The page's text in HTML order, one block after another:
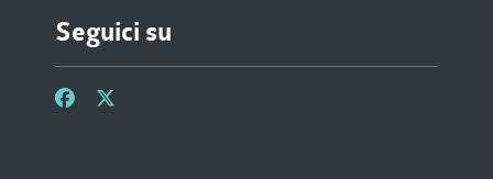
Seguici su